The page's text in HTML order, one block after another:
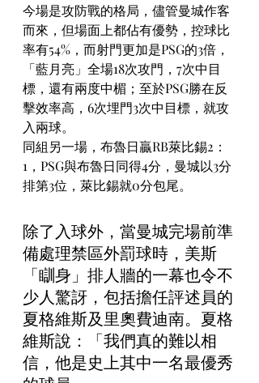
今場是攻防戰的格局，儘管曼城作客
而來，但場面上都佔有優勢，控球比
率有54%，而射門更加是PSG的3倍，
「藍月亮」全場18次攻門，7次中目
標，還有兩度中楣；至於PSG勝在反
擊效率高，6次埋門3次中目標，就攻
入兩球。
同組另一場，布魯日贏RB萊比錫2：
1，PSG與布魯日同得4分，曼城以3分
排第3位，萊比錫就0分包尾。
除了入球外，當曼城完場前準
備處理禁區外罰球時，美斯
「瞓身」排人牆的一幕也令不
少人驚訝，包括擔任評述員的
夏格維斯及里奧費迪南。夏格
維斯說：「我們真的難以相
信，他是史上其中一名最優秀